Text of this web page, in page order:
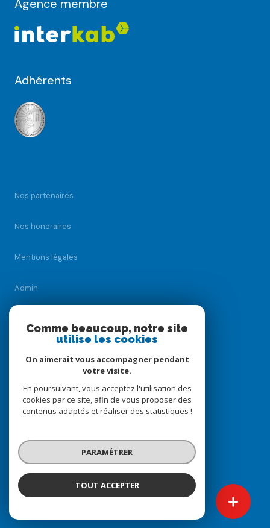
Agence membre
Adhérents
Nos partenaires
Nos honoraires
Mentions légales
Admin
Réalisé par
Comme beaucoup, notre site
utilise les cookies
On aimerait vous accompagner pendant
votre visite.
En poursuivant, vous acceptez l'utilisation des
cookies par ce site, afin de vous proposer des
contenus adaptés et réaliser des statistiques !
PARAMÉTRER
TOUT ACCEPTER